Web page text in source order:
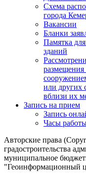
Схема
города
Вакансии
Бланки
Памятка
зданий
или других
вблизи их
Запись на прием
Запись
Часы
Авторские права
градостроительства
муниципальное
"Геоинформационный